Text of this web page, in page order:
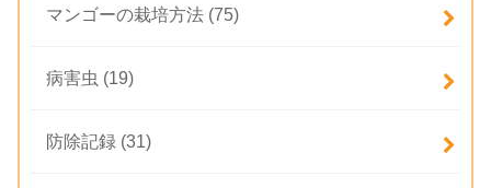
マンゴーの栽培方法 (75)
病害虫 (19)
防除記録 (31)